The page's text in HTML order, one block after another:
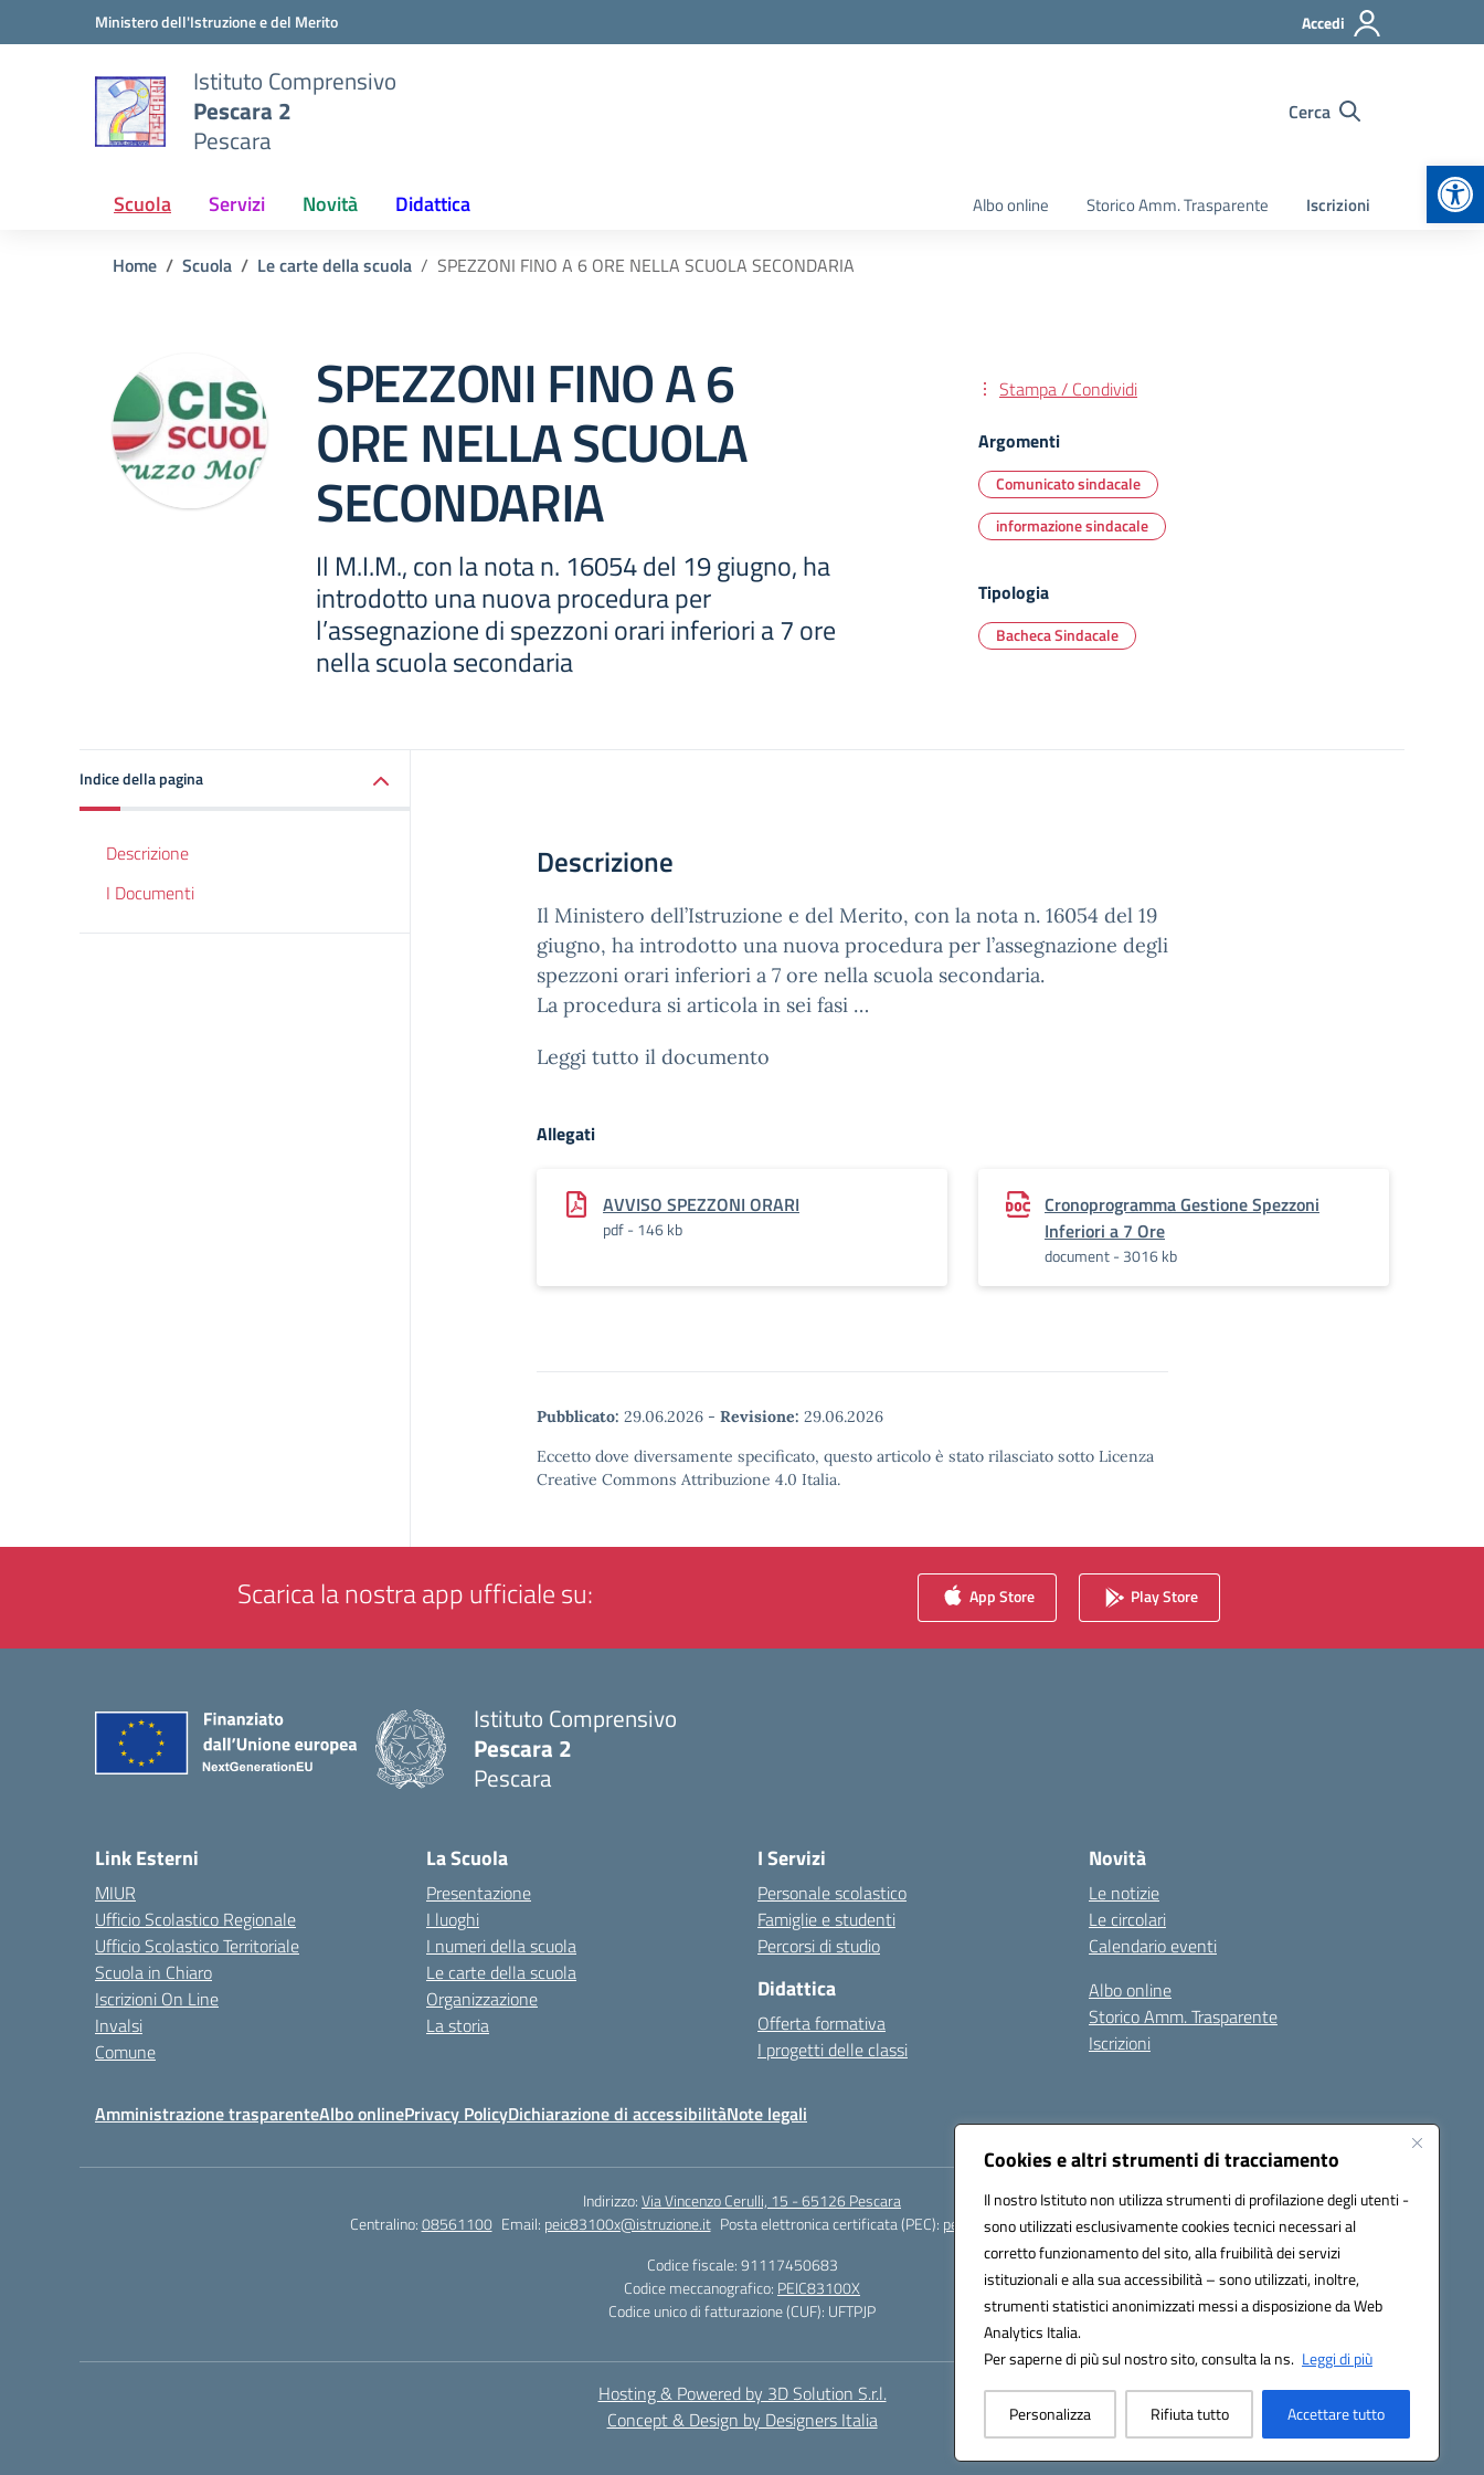
Cookies e altri strumenti di tracciamento
Il nostro Istituto non utilizza strumenti di profilazione degli utenti -
sono utilizzati esclusivamente cookies tecnici necessari al
corretto funzionamento del sito, alla fruibilità dei servizi
istituzionali e alla sua accessibilità – sono utilizzati, inoltre,
strumenti statistici anonimizzati messi a disposizione da Web
Analytics Italia.
Per saperne di più sul nostro sito, consulta la ns. Leggi di più
Personalizza Rifiuta tutto Accettare tutto
Vai ai contenuti
Vai al menu di navigazioneMinistero dell'Istruzione e del Merito Accedi
Istituto Comprensivo
Pescara 2
Pescara
Cerca
Scuola Servizi Novità Didattica Albo online Storico Amm. Trasparente Iscrizioni
Home Scuola Le carte della scuola SPEZZONI FINO A 6 ORE NELLA SCUOLA SECONDARIA
SPEZZONI FINO A 6
ORE NELLA SCUOLA
SECONDARIA
Il M.I.M., con la nota n. 16054 del 19 giugno, ha
introdotto una nuova procedura per
l’assegnazione di spezzoni orari inferiori a 7 ore
nella scuola secondaria
Stampa / Condividi
Argomenti
Comunicato sindacale
informazione sindacale
Tipologia
Bacheca Sindacale
Indice della pagina
Descrizione
I Documenti
Descrizione
Il Ministero dell’Istruzione e del Merito, con la nota n. 16054 del 19
giugno, ha introdotto una nuova procedura per l’assegnazione degli
spezzoni orari inferiori a 7 ore nella scuola secondaria.
La procedura si articola in sei fasi …
Leggi tutto il documento
Allegati
AVVISO SPEZZONI ORARI
pdf - 146 kb
Cronoprogramma Gestione Spezzoni
Inferiori a 7 Ore
document - 3016 kb
Pubblicato: 29.06.2026 - Revisione: 29.06.2026
Eccetto dove diversamente specificato, questo articolo è stato rilasciato sotto Licenza
Creative Commons Attribuzione 4.0 Italia.
Scarica la nostra app ufficiale su: App Store Play Store
Istituto Comprensivo
Pescara 2
Pescara
Link Esterni
MIUR
Ufficio Scolastico Regionale
Ufficio Scolastico Territoriale
Scuola in Chiaro
Iscrizioni On Line
Invalsi
Comune
La Scuola
Presentazione
I luoghi
I numeri della scuola
Le carte della scuola
Organizzazione
La storia
I Servizi
Personale scolastico
Famiglie e studenti
Percorsi di studio
Didattica
Offerta formativa
I progetti delle classi
Novità
Le notizie
Le circolari
Calendario eventi
Albo online
Storico Amm. Trasparente
Iscrizioni
Amministrazione trasparenteAlbo onlinePrivacy PolicyDichiarazione di accessibilitàNote legali
Indirizzo:Via Vincenzo Cerulli, 15 - 65126 Pescara
Centralino:08561100 Email: peic83100x@istruzione.it Posta elettronica certificata (PEC): peic83100x@pec.istruzione.it
Codice fiscale: 91117450683
Codice meccanografico: PEIC83100X
Codice unico di fatturazione (CUF): UFTPJP
Hosting & Powered by 3D Solution S.r.l.
Concept & Design by Designers Italia